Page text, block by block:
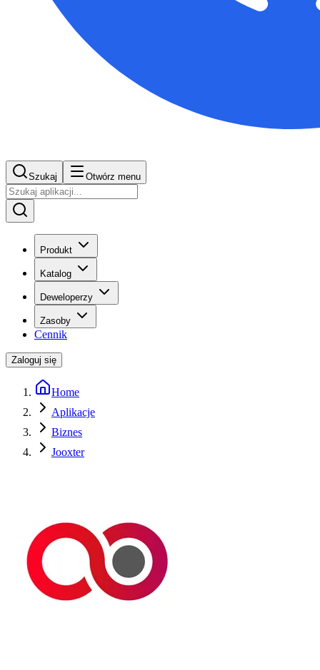
Szukaj Otwórz menu
Produkt
Katalog
Deweloperzy
Zasoby
Cennik
Zaloguj się
Home
Aplikacje
Biznes
Jooxter